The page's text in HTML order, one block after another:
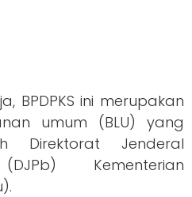
BPDPKS ini merupakan
umum (BLU) yang
Jenderal
Kementerian